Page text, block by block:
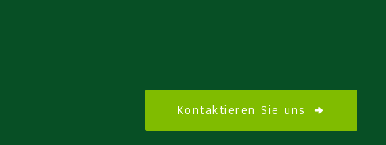
Kontaktieren Sie uns